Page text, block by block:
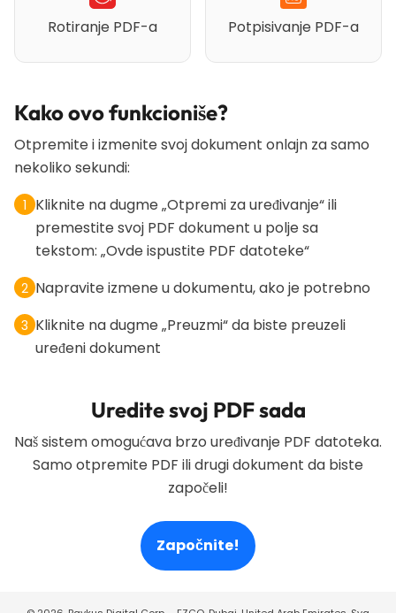
Rotiranje PDF-a Potpisivanje PDF-a
Kako ovo funkcioniše?
Otpremite i izmenite svoj dokument onlajn za samo
nekoliko sekundi:
1 Kliknite na dugme „Otpremi za uređivanje“ ili
premestite svoj PDF dokument u polje sa
tekstom: „Ovde ispustite PDF datoteke“
2 Napravite izmene u dokumentu, ako je potrebno
3 Kliknite na dugme „Preuzmi“ da biste preuzeli
uređeni dokument
Uredite svoj PDF sada
Naš sistem omogućava brzo uređivanje PDF datoteka.
Samo otpremite PDF ili drugi dokument da biste
započeli!
Započnite!